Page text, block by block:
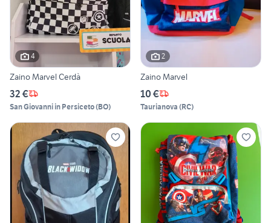
4
Zaino Marvel Cerdà
32 €
San Giovanni in Persiceto(BO)
2
Zaino Marvel
10 €
Taurianova (RC)